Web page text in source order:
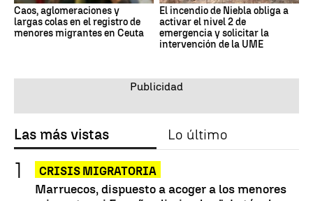
Caos, aglomeraciones y
largas colas en el registro de
menores migrantes en Ceuta
El incendio de Niebla obliga a
activar el nivel 2 de
emergencia y solicitar la
intervención de la UME
Las más vistas Lo último
CRISIS MIGRATORIA
Marruecos, dispuesto a acoger a los menores